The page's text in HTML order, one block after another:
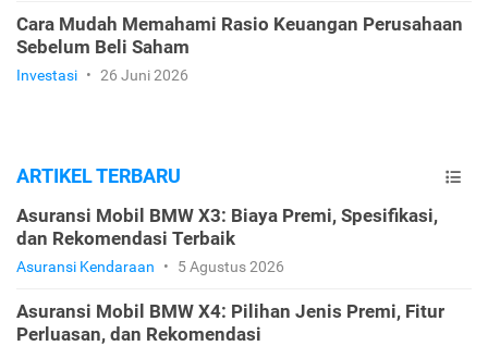
Cara Mudah Memahami Rasio Keuangan Perusahaan
Sebelum Beli Saham
Investasi • 26 Juni 2026
ARTIKEL TERBARU
Asuransi Mobil BMW X3: Biaya Premi, Spesifikasi,
dan Rekomendasi Terbaik
Asuransi Kendaraan • 5 Agustus 2026
Asuransi Mobil BMW X4: Pilihan Jenis Premi, Fitur
Perluasan, dan Rekomendasi